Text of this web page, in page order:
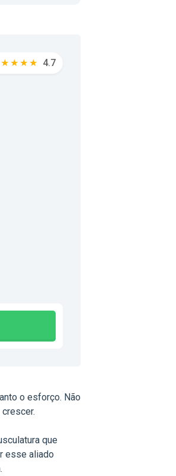
★ ★ ★ ★ 4.7
o esforço. Não
que
esse aliado